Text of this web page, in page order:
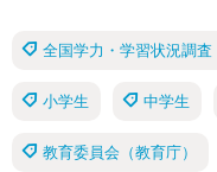
全国学力・学習状況調査
小学生 中学生
教育委員会（教育庁）